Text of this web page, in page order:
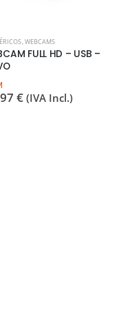
,WEBCAMS
FULL HD – USB –
€ (IVA Incl.)